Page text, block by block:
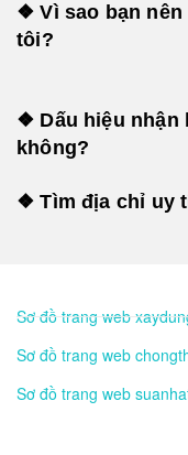
❖ Vì sao bạn
tôi?
❖ Dấu hiệu nhận
không?
❖ Tìm địa chỉ uy
Sơ đồ trang web
Sơ đồ trang web
Sơ đồ trang web